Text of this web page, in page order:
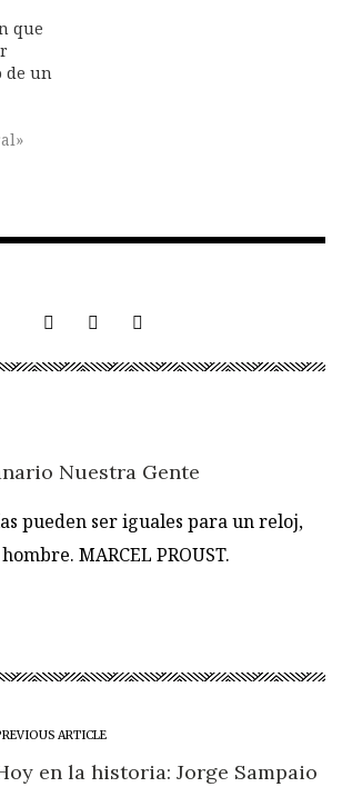
que
de un
Nuestra Gente
pueden ser iguales para un reloj,
MARCEL PROUST.
ARTICLE
en la historia: Jorge Sampaio